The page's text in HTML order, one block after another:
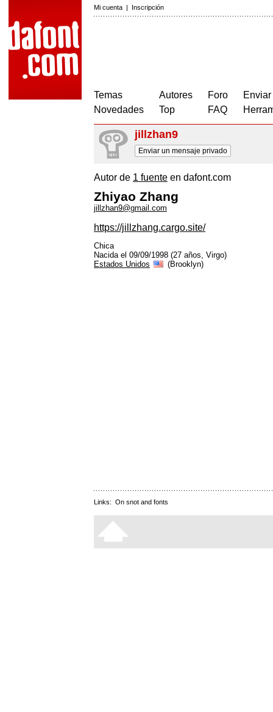
Mi cuenta | Inscripción
Temas
Novedades
Autores
Top
Foro
FAQ
jillzhan9
Enviar un mensaje privado
Autor de 1 fuente en dafont.com
Zhiyao Zhang
jillzhan9@gmail.com
https://jillzhang.cargo.site/
Chica
Nacida el 09/09/1998 (27 años, Virgo)
Estados Unidos
(Brooklyn)
Links: On snot and fonts